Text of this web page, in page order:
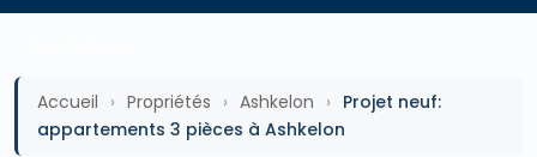
Accueil › Propriétés › Ashkelon › Projet neuf:
appartements 3 pièces à Ashkelon